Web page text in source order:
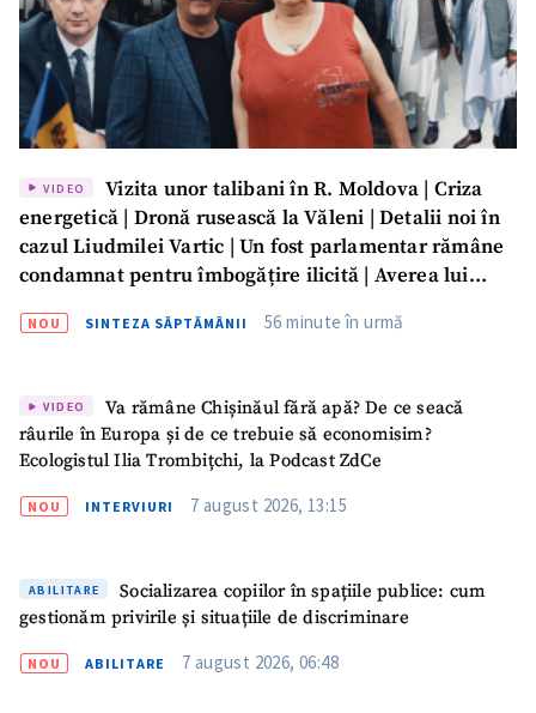
VIDEO
Vizita unor talibani în R. Moldova | Criza
energetică | Dronă rusească la Văleni | Detalii noi în
cazul Liudmilei Vartic | Un fost parlamentar rămâne
condamnat pentru îmbogățire ilicită | Averea lui
GARDĂ
NOU SINTEZA SĂPTĂMÂNII 56 minute în urmă
VIDEO
Va rămâne Chișinăul fără apă? De ce seacă
râurile în Europa și de ce trebuie să economisim?
Ecologistul Ilia Trombițchi, la Podcast ZdCe
NOU INTERVIURI 7 august 2026, 13:15
ABILITARE
Socializarea copiilor în spațiile publice: cum
gestionăm privirile și situațiile de discriminare
NOU ABILITARE 7 august 2026, 06:48